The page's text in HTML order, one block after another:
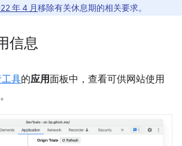
年 4 月移除有关休息期的相关要求。
信息
具的应用面板中，查看可供网站使用